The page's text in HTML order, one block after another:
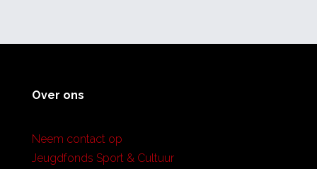
Over ons
Neem contact op
Jeugdfonds Sport & Cultuur